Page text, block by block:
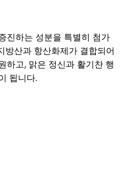
진하는 성분을 특별히 첨가
방산과 항산화제가 결합되어
하고, 맑은 정신과 활기찬 행
됩니다.